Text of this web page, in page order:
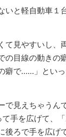
と軽自動車１
見やすいし、
目線の動きの
癖で……」とい
見えちゃうん
手を広げて、
ろで手を広げ